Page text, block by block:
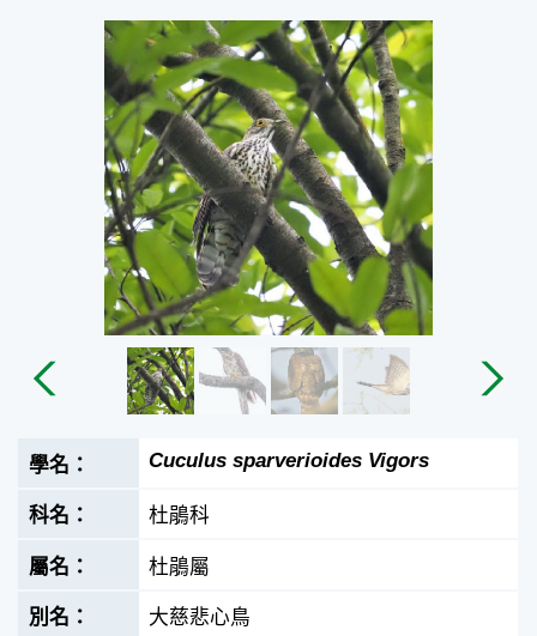
Cuculus sparverioides Vigors
杜鵑科
杜鵑屬
大慈悲心鳥